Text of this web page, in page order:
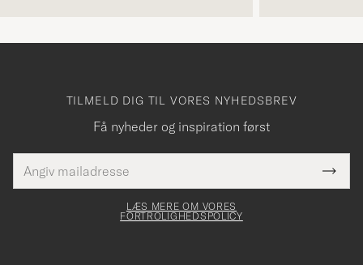
TILMELD DIG TIL VORES NYHEDSBREV
Få nyheder og inspiration først
mailadresse
skal
Tack
för
LÆS MERE OM VORES
FORTROLIGHEDSPOLICY